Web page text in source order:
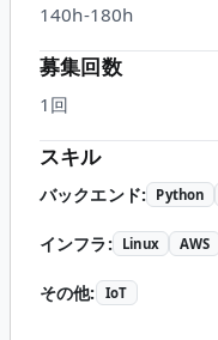
140h-180h
募集回数
1回
スキル
バックエンド: Python
インフラ: Linux AWS
その他: IoT